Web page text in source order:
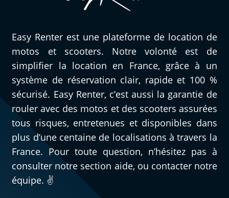
Easy Renter est une plateforme de location de
motos et scooters. Notre volonté est de
simplifier la location en France, grâce à un
système de réservation clair, rapide et 100 %
sécurisé. Easy Renter, c’est aussi la garantie de
rouler avec des motos et des scooters assurées
tous risques, entretenues et disponibles dans
plus d’une centaine de localisations à travers la
France. Pour toute question, n’hésitez pas à
consulter notre section aide, ou contacter notre
équipe. ✌️